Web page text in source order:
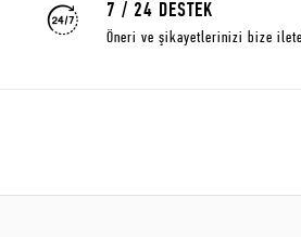
7 / 24 DESTEK
Öneri ve şikayetlerinizi bize